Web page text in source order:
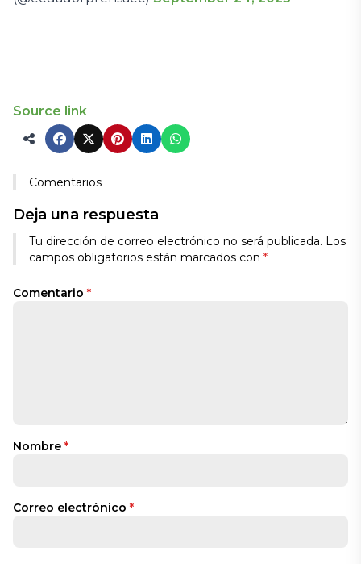
Source link
Comentarios
Deja una respuesta
Tu dirección de correo electrónico no será publicada. Los
campos obligatorios están marcados con *
Comentario *
Nombre *
Correo electrónico *